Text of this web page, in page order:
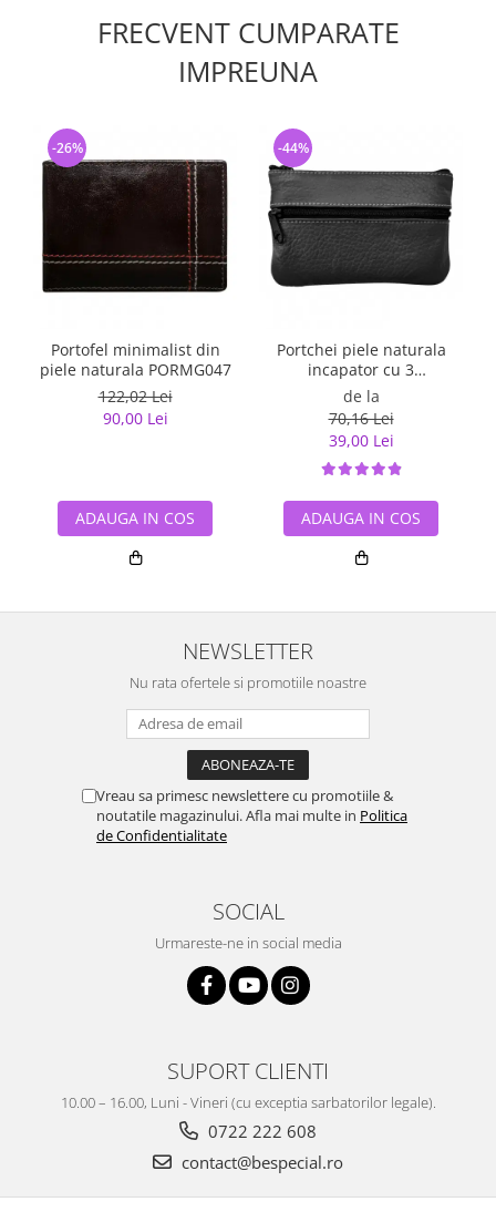
FRECVENT CUMPARATE
IMPREUNA
Portofel minimalist din
piele naturala PORMG047
122,02 Lei
90,00 Lei
-26%
ADAUGA IN COS
Portchei piele naturala
incapator cu 3
compartimente, PCH360
de la
70,16 Lei
39,00 Lei
-44%
ADAUGA IN COS
NEWSLETTER
Nu rata ofertele si promotiile noastre
Vreau sa primesc newslettere cu promotiile &
noutatile magazinului. Afla mai multe in Politica
de Confidentialitate
SOCIAL
Urmareste-ne in social media
SUPORT CLIENTI
10.00 – 16.00, Luni - Vineri (cu exceptia sarbatorilor legale).
0722 222 608
contact@bespecial.ro